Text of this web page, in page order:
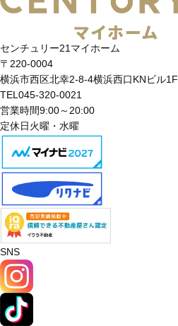
センチュリー21マイホーム
〒220-0004
横浜市西区北幸2-8-4横浜西口KNビル1F
TEL 045-320-0021
営業時間9:00～20:00
定休日火曜・水曜
SNS